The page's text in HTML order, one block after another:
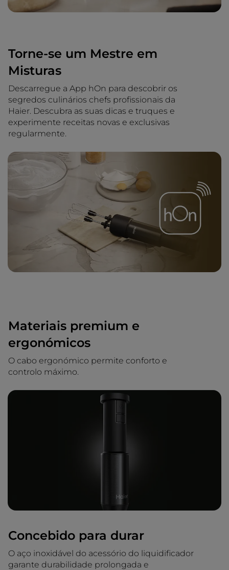
Torne-se um Mestre em
Misturas
Descarregue a App hOn para descobrir os
segredos culinários chefs profissionais da
Haier. Descubra as suas dicas e truques e
experimente receitas novas e exclusivas
regularmente.
Materiais premium e
ergonómicos
O cabo ergonómico permite conforto e
controlo máximo.
Concebido para durar
O aço inoxidável do acessório do liquidificador
garante durabilidade prolongada e